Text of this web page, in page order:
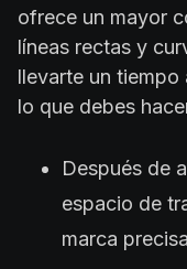
ofrece un mayor
líneas rectas y
llevarte un tiempo
lo que debes
Después de
espacio de
marca